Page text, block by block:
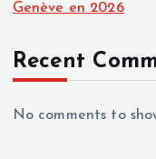
Genève en 2026
Recent
No comments to